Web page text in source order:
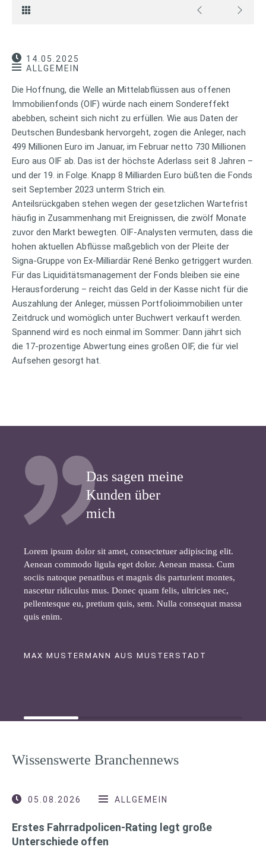
14.05.2025
ALLGEMEIN
Die Hoffnung, die Welle an Mittelabflüssen aus offenen
Immobilienfonds (OIF) würde nach einem Sondereffekt
abebben, scheint sich nicht zu erfüllen. Wie aus Daten der
Deutschen Bundesbank hervorgeht, zogen die Anleger, nach
499 Millionen Euro im Januar, im Februar netto 730 Millionen
Euro aus OIF ab. Das ist der höchste Aderlass seit 8 Jahren –
und der 19. in Folge. Knapp 8 Milliarden Euro büßten die Fonds
seit September 2023 unterm Strich ein.
Anteilsrückgaben stehen wegen der gesetzlichen Wartefrist
häufig in Zusammenhang mit Ereignissen, die zwölf Monate
zuvor den Markt bewegten. OIF-Analysten vermuten, dass die
hohen aktuellen Abflüsse maßgeblich von der Pleite der
Signa-Gruppe von Ex-Milliardär René Benko getriggert wurden.
Für das Liquiditätsmanagement der Fonds bleiben sie eine
Herausforderung – reicht das Geld in der Kasse nicht für die
Auszahlung der Anleger, müssen Portfolioimmobilien unter
Zeitdruck und womöglich unter Buchwert verkauft werden.
Spannend wird es noch einmal im Sommer: Dann jährt sich
die 17-prozentige Abwertung eines großen OIF, die für viel
Aufsehen gesorgt hat.
Das sagen meine
Kunden über
mich
Lorem ipsum dolor sit amet, consectetuer adipiscing elit.
Aenean commodo ligula eget dolor. Aenean massa. Cum
sociis natoque penatibus et magnis dis parturient montes,
nascetur ridiculus mus. Donec quam felis, ultricies nec,
pellentesque eu, pretium quis, sem. Nulla consequat massa
quis enim.
MAX MUSTERMANN AUS MUSTERSTADT
Wissenswerte Branchennews
05.08.2026 ALLGEMEIN
Erstes Fahrradpolicen-Rating legt große
Unterschiede offen